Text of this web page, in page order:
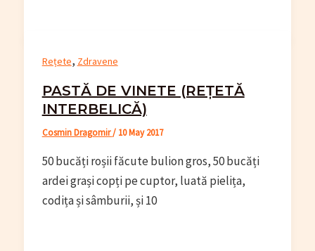
Rețete, Zdravene
PASTĂ DE VINETE (REȚETĂ
INTERBELICĂ)
Cosmin Dragomir/ 10 May 2017
50 bucăți roșii făcute bulion gros, 50 bucăți
ardei grași copți pe cuptor, luată pielița,
codița și sâmburii, și 10